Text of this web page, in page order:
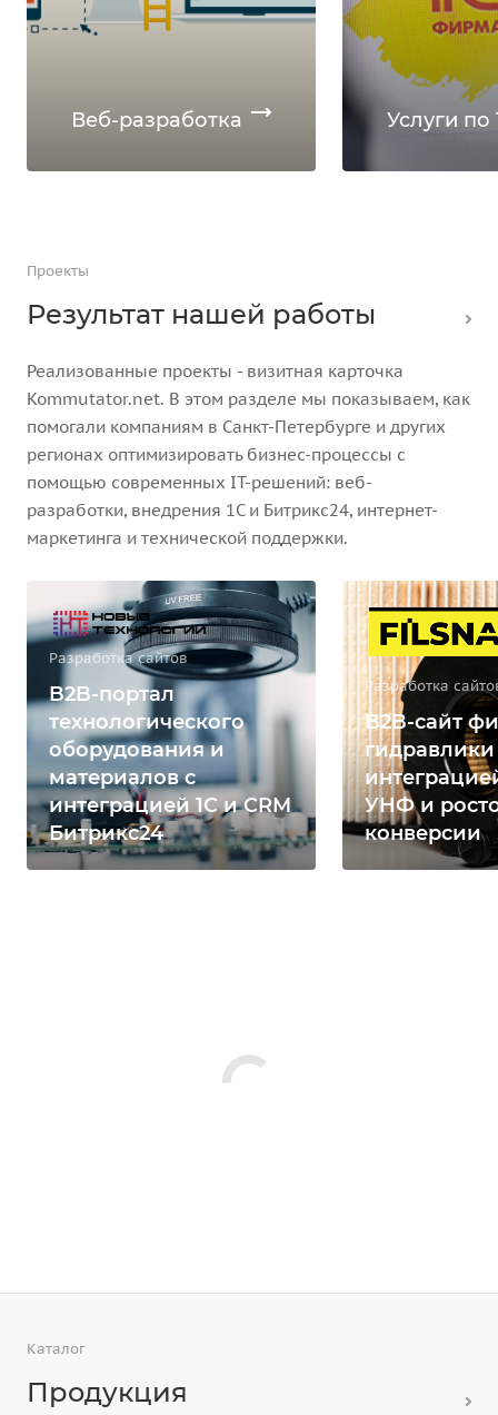
Веб-разработка Услуги по
Проекты
Результат нашей работы
Реализованные проекты - визитная карточка
Kommutator.net. В этом разделе мы показываем, как
помогали компаниям в Санкт-Петербурге и других
регионах оптимизировать бизнес-процессы с
помощью современных IT-решений: веб-
разработки, внедрения 1С и Битрикс24, интернет-
маркетинга и технической поддержки.
Разработка сайтов
B2B-портал
технологического
оборудования и
материалов с
интеграцией 1С и CRM
Битрикс24
Разработка
B2B-сайт
гидравлики
УНФ и
конверсии
Каталог
Продукция